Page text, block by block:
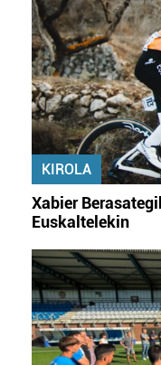
KIROLA
Xabier
Euskaltelekin